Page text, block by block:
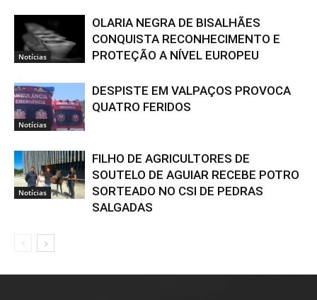
Notícias
OLARIA NEGRA DE BISALHÃES
CONQUISTA RECONHECIMENTO E
PROTEÇÃO A NÍVEL EUROPEU
Notícias
DESPISTE EM VALPAÇOS PROVOCA
QUATRO FERIDOS
Notícias
FILHO DE AGRICULTORES DE
SOUTELO DE AGUIAR RECEBE POTRO
SORTEADO NO CSI DE PEDRAS
SALGADAS